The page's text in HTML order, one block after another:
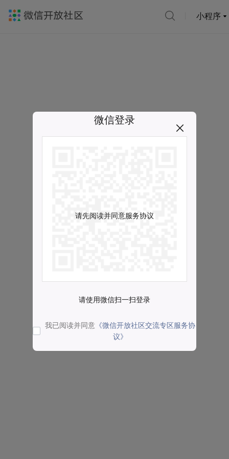
小程序
微信登录
请先阅读并同意服务协议
请使用微信扫一扫登录
我已阅读并同意 《微信开放社区交流专区服务协
议》